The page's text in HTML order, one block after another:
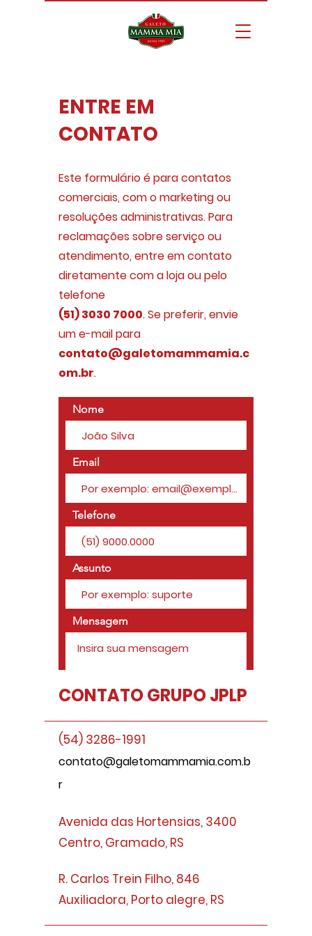
ENTRE EM
CONTATO
Este formulário é para contatos
comerciais, com o marketing ou
resoluções administrativas. Para
reclamações sobre serviço ou
atendimento, entre em contato
diretamente com a loja ou pelo
telefone
(51) 3030 7000. Se preferir, envie
um e-mail para
contato@galetomammamia.c
om.br.
Nome
Email
Telefone
Assunto
Mensagem
Enviar
CONTATO GRUPO JPLP
(54) 3286-1991
contato@galetomammamia.com.b
r
Avenida das Hortensias, 3400
Centro, Gramado, RS
R. Carlos Trein Filho, 846
Auxiliadora, Porto alegre, RS